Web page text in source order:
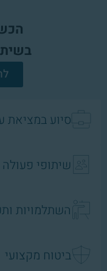
סיוע במציאת
שיתופי פעולה
השתלמויות
ביטוח מקצועי